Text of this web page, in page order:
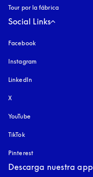
Tour por la fábrica
Social Links
Facebook
Instagram
LinkedIn
X
YouTube
TikTok
Pinterest
Descarga nuestra app